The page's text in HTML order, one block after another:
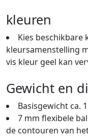
kleuren
Kies beschikbare
kleursamenstelling
vis kleur geel kan
Gewicht en
Basisgewicht ca.
7 mm flexibele
de contouren van